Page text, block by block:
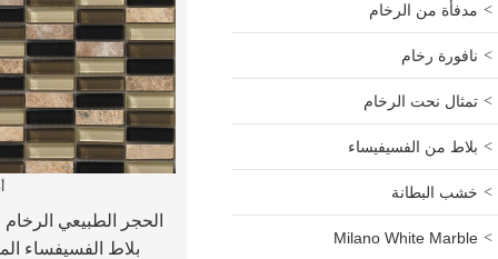
مدفأة من الرخام
نافورة رخام
تمثال نحت الرخام
بلاط من الفسيفيساء
خشب البطانة
Milano White Marble
الحجر الطبيعي الرخام
بلاط الفسيفساء